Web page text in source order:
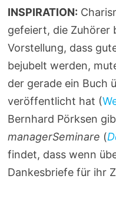
INSPIRATION:
gefeiert, die Zuhörer
Vorstellung, dass
bejubelt werden,
der gerade ein Buch
veröffentlicht hat (
Bernhard Pörksen
managerSeminare (
findet, dass wenn
Dankesbriefe für ihr